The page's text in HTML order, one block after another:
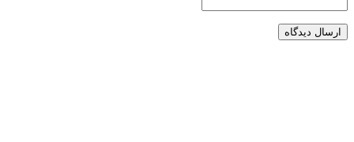
ارسال دیدگاه